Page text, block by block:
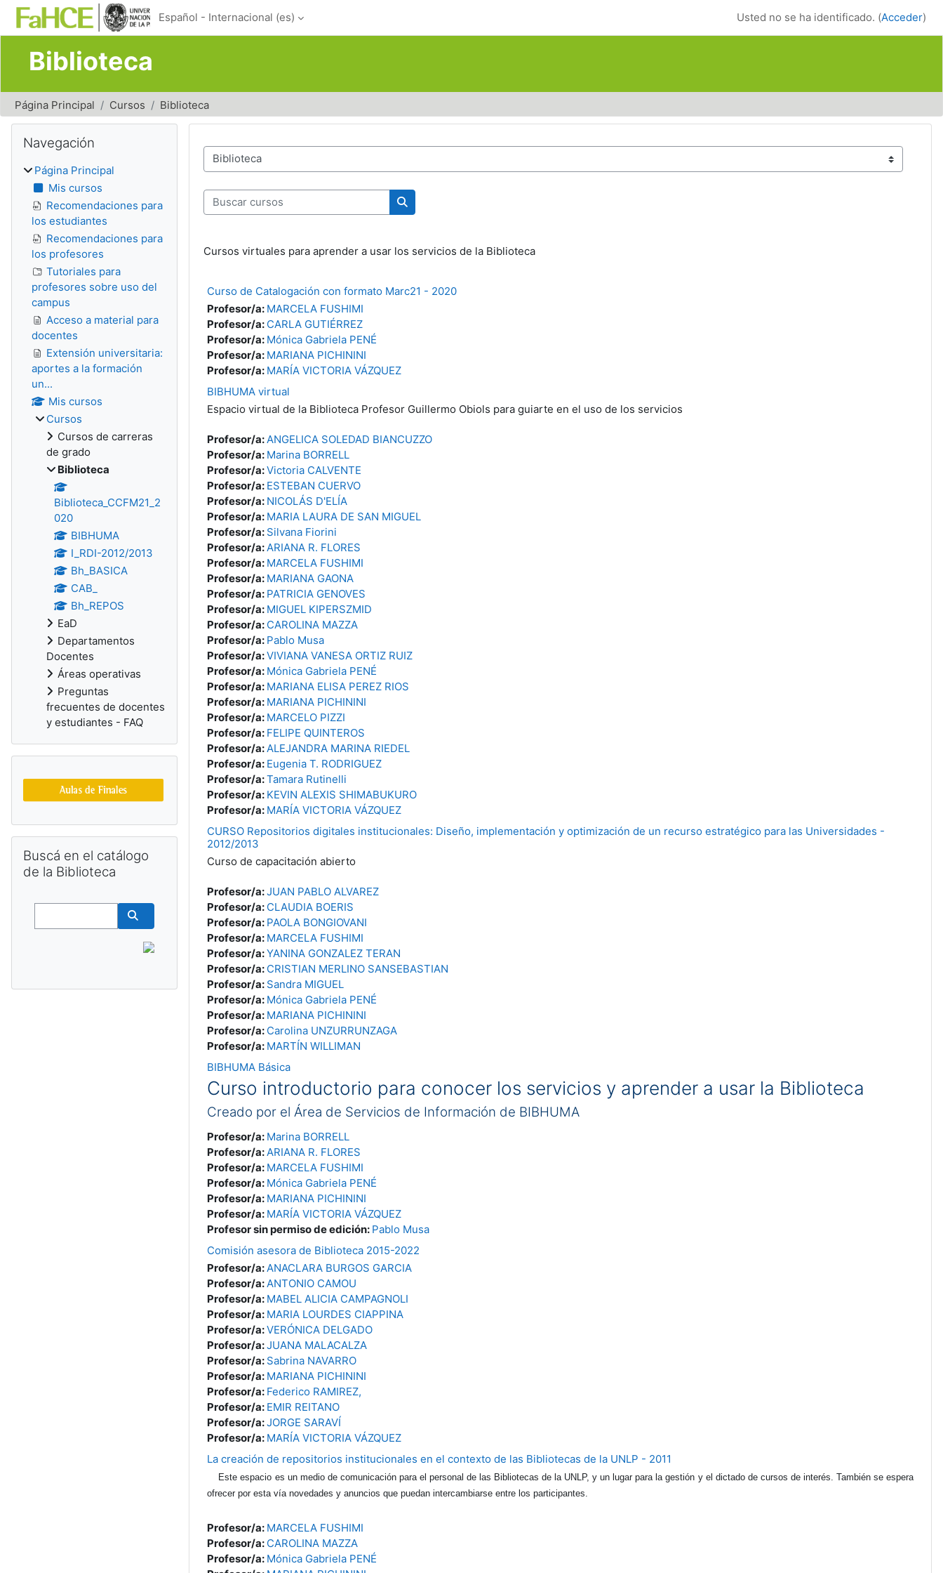
Salta al contenido principal
Español - Internacional ‎(es)‎ Usted no se ha identificado. (Acceder)
Biblioteca
Página Principal Cursos Biblioteca
Categorías
Buscar cursos
Buscar cursos
Cursos virtuales para aprender a usar los servicios de la Biblioteca
Curso de Catalogación con formato Marc21 - 2020
Profesor/a: MARCELA FUSHIMI
Profesor/a: CARLA GUTIÉRREZ
Profesor/a: Mónica Gabriela PENÉ
Profesor/a: MARIANA PICHININI
Profesor/a: MARÍA VICTORIA VÁZQUEZ
BIBHUMA virtual
Espacio virtual de la Biblioteca Profesor Guillermo Obiols para guiarte en el uso de los servicios
Profesor/a:ANGELICA SOLEDAD BIANCUZZO
Profesor/a: Marina BORRELL
Profesor/a:Victoria CALVENTE
Profesor/a: ESTEBAN CUERVO
Profesor/a: NICOLÁS D'ELÍA
Profesor/a: MARIA LAURA DE SAN MIGUEL
Profesor/a: Silvana Fiorini
Profesor/a:ARIANA R. FLORES
Profesor/a: MARCELA FUSHIMI
Profesor/a: MARIANA GAONA
Profesor/a: PATRICIA GENOVES
Profesor/a: MIGUEL KIPERSZMID
Profesor/a: CAROLINA MAZZA
Profesor/a: Pablo Musa
Profesor/a:VIVIANA VANESA ORTIZ RUIZ
Profesor/a: Mónica Gabriela PENÉ
Profesor/a: MARIANA ELISA PEREZ RIOS
Profesor/a: MARIANA PICHININI
Profesor/a: MARCELO PIZZI
Profesor/a: FELIPE QUINTEROS
Profesor/a:ALEJANDRA MARINA RIEDEL
Profesor/a: Eugenia T. RODRIGUEZ
Profesor/a:Tamara Rutinelli
Profesor/a: KEVIN ALEXIS SHIMABUKURO
Profesor/a: MARÍA VICTORIA VÁZQUEZ
CURSO Repositorios digitales institucionales: Diseño, implementación y optimización de un recurso estratégico para las Universidades -
2012/2013
Curso de capacitación abierto
Profesor/a:JUAN PABLO ALVAREZ
Profesor/a: CLAUDIA BOERIS
Profesor/a: PAOLA BONGIOVANI
Profesor/a: MARCELA FUSHIMI
Profesor/a:YANINA GONZALEZ TERAN
Profesor/a: CRISTIAN MERLINO SANSEBASTIAN
Profesor/a: Sandra MIGUEL
Profesor/a: Mónica Gabriela PENÉ
Profesor/a: MARIANA PICHININI
Profesor/a: Carolina UNZURRUNZAGA
Profesor/a: MARTÍN WILLIMAN
BIBHUMA Básica
Curso introductorio para conocer los servicios y aprender a usar la Biblioteca
Creado por el Área de Servicios de Información de BIBHUMA
Profesor/a: Marina BORRELL
Profesor/a:ARIANA R. FLORES
Profesor/a: MARCELA FUSHIMI
Profesor/a: Mónica Gabriela PENÉ
Profesor/a: MARIANA PICHININI
Profesor/a: MARÍA VICTORIA VÁZQUEZ
Profesor sin permiso de edición: Pablo Musa
Comisión asesora de Biblioteca 2015-2022
Profesor/a:ANACLARA BURGOS GARCIA
Profesor/a:ANTONIO CAMOU
Profesor/a: MABEL ALICIA CAMPAGNOLI
Profesor/a: MARIA LOURDES CIAPPINA
Profesor/a:VERÓNICA DELGADO
Profesor/a:JUANA MALACALZA
Profesor/a: Sabrina NAVARRO
Profesor/a: MARIANA PICHININI
Profesor/a: Federico RAMIREZ,
Profesor/a: EMIR REITANO
Profesor/a:JORGE SARAVÍ
Profesor/a: MARÍA VICTORIA VÁZQUEZ
La creación de repositorios institucionales en el contexto de las Bibliotecas de la UNLP - 2011
Este espacio es un medio de comunicación para el personal de las Bibliotecas de la UNLP, y un lugar para la gestión y el dictado de cursos de interés. También se espera
ofrecer por esta vía novedades y anuncios que puedan intercambiarse entre los participantes.
Profesor/a: MARCELA FUSHIMI
Profesor/a: CAROLINA MAZZA
Profesor/a: Mónica Gabriela PENÉ
Bloques
Navegación
Página Principal
Mis cursos
Recomendaciones para
los estudiantes
Recomendaciones para
los profesores
Tutoriales para
profesores sobre uso del
campus
Acceso a material para
docentes
Extensión universitaria:
aportes a la formación
un...
Mis cursos
Cursos
Cursos de carreras
de grado
Biblioteca
Biblioteca_CCFM21_2
020
BIBHUMA
I_RDI-2012/2013
Bh_BASICA
CAB_
Bh_REPOS
EaD
Departamentos
Docentes
Áreas operativas
Preguntas
frecuentes de docentes
y estudiantes - FAQ
Salta Buscá en el catálogo de la Biblioteca
Buscá en el catálogo
de la Biblioteca
Buscar
Buscar cursos